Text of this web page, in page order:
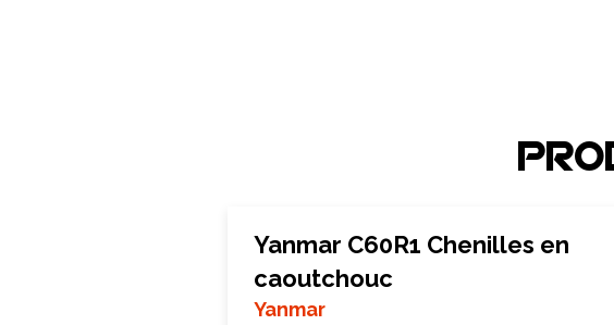
Yanmar C60R1 Chenilles en
caoutchouc
Yanmar